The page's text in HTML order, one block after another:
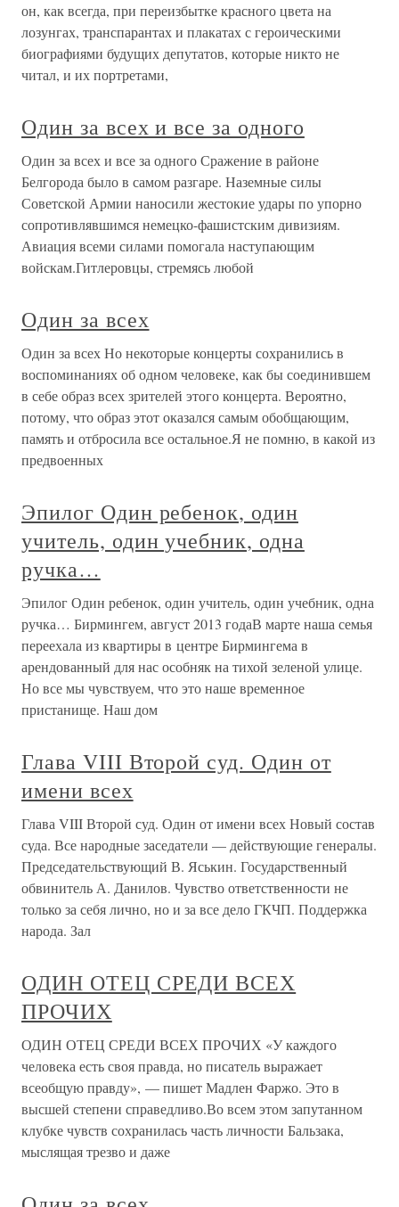
он, как всегда, при переизбытке красного цвета на
лозунгах, транспарантах и плакатах с героическими
биографиями будущих депутатов, которые никто не
читал, и их портретами,
Один за всех и все за одного
Один за всех и все за одного Сражение в районе
Белгорода было в самом разгаре. Наземные силы
Советской Армии наносили жестокие удары по упорно
сопротивлявшимся немецко-фашистским дивизиям.
Авиация всеми силами помогала наступающим
войскам.Гитлеровцы, стремясь любой
Один за всех
Один за всех Но некоторые концерты сохранились в
воспоминаниях об одном человеке, как бы соединившем
в себе образ всех зрителей этого концерта. Вероятно,
потому, что образ этот оказался самым обобщающим,
память и отбросила все остальное.Я не помню, в какой из
предвоенных
Эпилог Один ребенок, один
учитель, один учебник, одна
ручка…
Эпилог Один ребенок, один учитель, один учебник, одна
ручка… Бирмингем, август 2013 годаВ марте наша семья
переехала из квартиры в центре Бирмингема в
арендованный для нас особняк на тихой зеленой улице.
Но все мы чувствуем, что это наше временное
пристанище. Наш дом
Глава VIII Второй суд. Один от
имени всех
Глава VIII Второй суд. Один от имени всех Новый состав
суда. Все народные заседатели — действующие генералы.
Председательствующий В. Яськин. Государственный
обвинитель А. Данилов. Чувство ответственности не
только за себя лично, но и за все дело ГКЧП. Поддержка
народа. Зал
ОДИН ОТЕЦ СРЕДИ ВСЕХ
ПРОЧИХ
ОДИН ОТЕЦ СРЕДИ ВСЕХ ПРОЧИХ «У каждого
человека есть своя правда, но писатель выражает
всеобщую правду», — пишет Мадлен Фаржо. Это в
высшей степени справедливо.Во всем этом запутанном
клубке чувств сохранилась часть личности Бальзака,
мыслящая трезво и даже